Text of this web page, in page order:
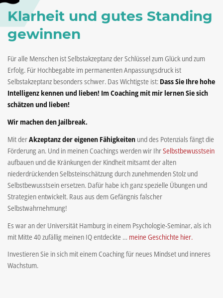
Klarheit und gutes Standing
gewinnen
Für alle Menschen ist Selbstakzeptanz der Schlüssel zum Glück und zum
Erfolg. Für Hochbegabte im permanenten Anpassungsdruck ist
Selbstakzeptanz besonders schwer. Das Wichtigste ist: Dass Sie Ihre hohe
Intelligenz kennen und lieben! Im Coaching mit mir lernen Sie sich
schätzen und lieben!
Wir machen den Jailbreak.
Mit derAkzeptanz der eigenen Fähigkeiten und des Potenzials fängt die
Förderung an. Und in meinen Coachings werden wir IhrSelbstbewusstsein
aufbauen und die Kränkungen der Kindheit mitsamt der alten
niederdrückenden Selbsteinschätzung durch zunehmenden Stolz und
Selbstbewusstsein ersetzen. Dafür habe ich ganz spezielle Übungen und
Strategien entwickelt. Raus aus dem Gefängnis falscher
Selbstwahrnehmung!
Es war an der Universität Hamburg in einem Psychologie-Seminar, als ich
mit Mitte 40 zufällig meinen IQ entdeckte … meine Geschichte hier.
Investieren Sie in sich mit einem Coaching für neues Mindset und inneres
Wachstum.